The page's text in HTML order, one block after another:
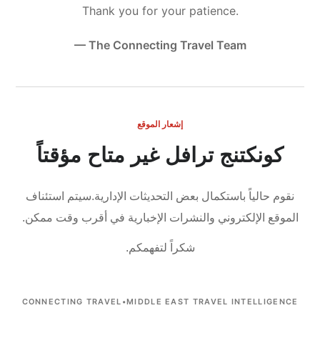
Thank you for your patience.
— The Connecting Travel Team
إشعار الموقع
كونكتنج ترافل غير متاح مؤقتاً
نقوم حالياً باستكمال بعض التحديثات الإدارية.سيتم استئناف
الموقع الإلكتروني والنشرات الإخبارية في أقرب وقت ممكن.
شكراً لتفهمكم.
CONNECTING TRAVEL •MIDDLE EAST TRAVEL INTELLIGENCE